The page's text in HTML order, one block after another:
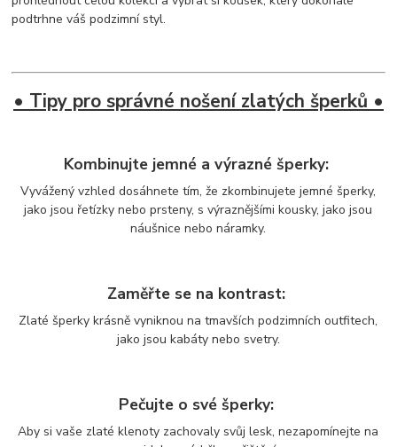
podtrhne váš podzimní styl.
• Tipy pro správné nošení zlatých šperků •
Kombinujte jemné a výrazné šperky:
Vyvážený vzhled dosáhnete tím, že zkombinujete jemné šperky,
jako jsou řetízky nebo prsteny, s výraznějšími kousky, jako jsou
náušnice nebo náramky.
Zaměřte se na kontrast:
Zlaté šperky krásně vyniknou na tmavších podzimních outfitech,
jako jsou kabáty nebo svetry.
Pečujte o své šperky:
Aby si vaše zlaté klenoty zachovaly svůj lesk, nezapomínejte na